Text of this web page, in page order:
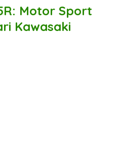
Motor Sport
Kawasaki